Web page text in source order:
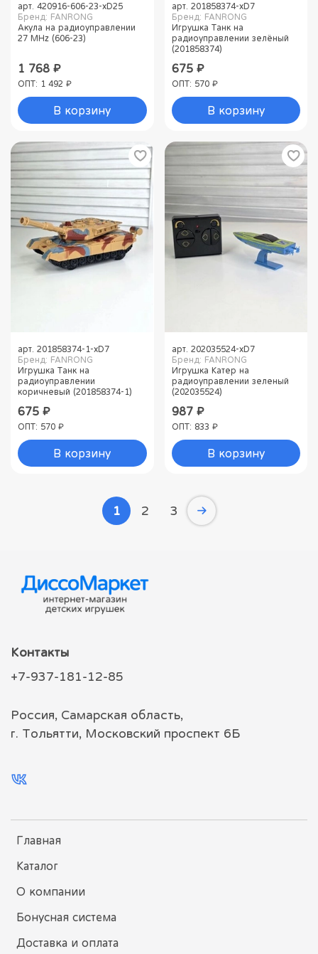
арт. 420916-606-23-xD25
Бренд: FANRONG
Акула на радиоуправлении
27 MHz (606-23)
1 768 ₽
ОПТ: 1 492 ₽
В корзину
арт. 201858374-xD7
Бренд: FANRONG
Игрушка Танк на
радиоуправлении зелёный
(201858374)
675 ₽
ОПТ: 570 ₽
В корзину
арт. 201858374-1-xD7
Бренд: FANRONG
Игрушка Танк на
радиоуправлении
коричневый (201858374-1)
675 ₽
ОПТ: 570 ₽
В корзину
арт. 202035524-xD7
Бренд: FANRONG
Игрушка Катер на
радиоуправлении зеленый
(202035524)
987 ₽
ОПТ: 833 ₽
В корзину
1 2 3
Главная
Каталог
О компании
Бонусная система
Доставка и оплата
Контакты
+7-937-181-12-85
Россия, Самарская область,
г. Тольятти, Московский проспект 6Б